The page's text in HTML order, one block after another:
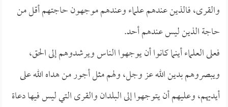
والقرى، فالذين عندهم علماء وعندهم موجهون حاجتهم أقل من
حاجة الذين ليس عندهم أحد.
فعلى العلماء أينما كانوا أن يوجهوا الناس ويرشدوهم إلى الحق،
ويبصروهم بدين الله عز وجل، ولهم مثل أجور من هداه الله على
أيديهم، وعليهم أن يتوجهوا إلى البلدان والقرى التي ليس فيها دعاة